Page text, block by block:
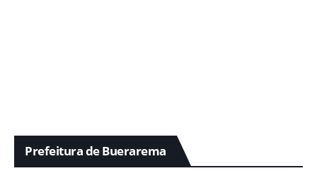
Prefeitura de Buerarema